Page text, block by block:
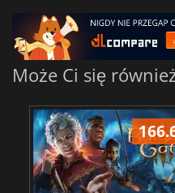
Może Ci się